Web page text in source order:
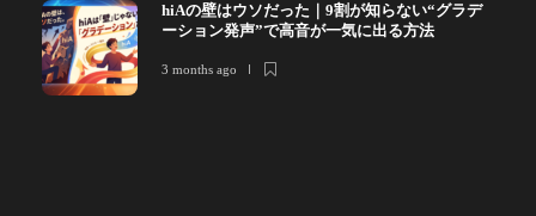
hiAの壁はウソだった｜9割が知らない“グラデ
ーション発声”で高音が一気に出る方法
3 months ago